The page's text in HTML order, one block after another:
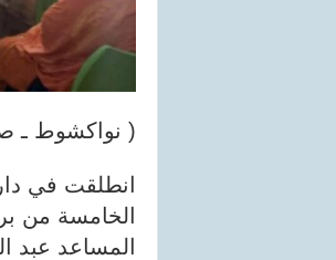
( نواكشوط ـ
انطلقت في
الخامسة من